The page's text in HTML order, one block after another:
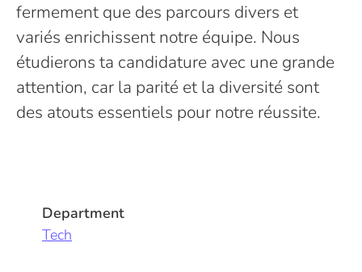
fermement que des parcours divers et
variés enrichissent notre équipe. Nous
étudierons ta candidature avec une grande
attention, car la parité et la diversité sont
des atouts essentiels pour notre réussite.
Department
Tech